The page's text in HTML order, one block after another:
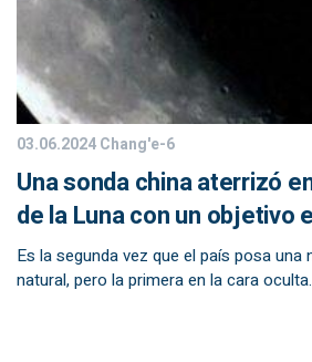
03.06.2024Chang'e-6
Una sonda china aterrizó
de la Luna con un objetivo
Es la segunda vez que el país posa una
natural, pero la primera en la cara oculta.